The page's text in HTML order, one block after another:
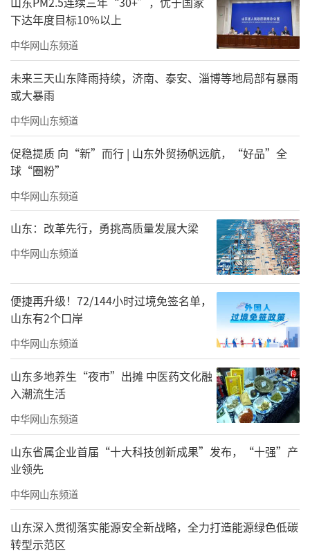
下达年度目标10%以上
中华网山东频道
未来三天山东降雨持续，济南、泰安、淄博等地局部有暴雨
或大暴雨
中华网山东频道
促稳提质 向“新”而行 | 山东外贸扬帆远航，“好品”全
球“圈粉”
中华网山东频道
山东：改革先行，勇挑高质量发展大梁
中华网山东频道
便捷再升级！72/144小时过境免签名单，
山东有2个口岸
中华网山东频道
山东多地养生“夜市”出摊 中医药文化融
入潮流生活
中华网山东频道
山东省属企业首届“十大科技创新成果”发布，“十强”产
业领先
中华网山东频道
山东深入贯彻落实能源安全新战略，全力打造能源绿色低碳
转型示范区